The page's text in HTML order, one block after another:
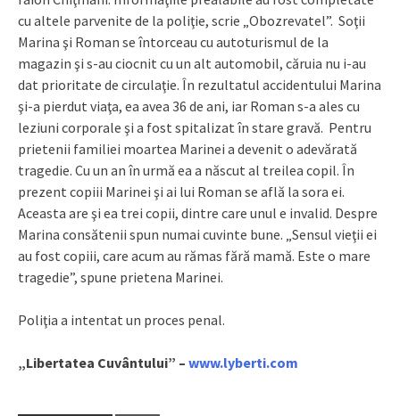
cu altele parvenite de la poliţie, scrie „Obozrevatel”. Soţii
Marina şi Roman se întorceau cu autoturismul de la
magazin şi s-au ciocnit cu un alt automobil, căruia nu i-au
dat prioritate de circulaţie. În rezultatul accidentului Marina
şi-a pierdut viaţa, ea avea 36 de ani, iar Roman s-a ales cu
leziuni corporale şi a fost spitalizat în stare gravă. Pentru
prietenii familiei moartea Marinei a devenit o adevărată
tragedie. Cu un an în urmă ea a născut al treilea copil. În
prezent copiii Marinei şi ai lui Roman se află la sora ei.
Aceasta are şi ea trei copii, dintre care unul e invalid. Despre
Marina consătenii spun numai cuvinte bune. „Sensul vieţii ei
au fost copiii, care acum au rămas fără mamă. Este o mare
tragedie”, spune prietena Marinei.
Poliţia a intentat un proces penal.
„Libertatea Cuvântului” – www.lyberti.com